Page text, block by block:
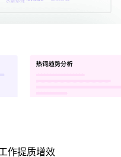
作提质增效